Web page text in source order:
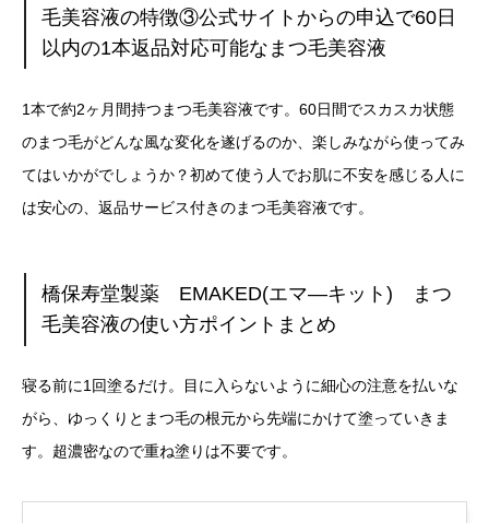
毛美容液の特徴③公式サイトからの申込で60日
以内の1本返品対応可能なまつ毛美容液
1本で約2ヶ月間持つまつ毛美容液です。60日間でスカスカ状態
のまつ毛がどんな風な変化を遂げるのか、楽しみながら使ってみ
てはいかがでしょうか？初めて使う人でお肌に不安を感じる人に
は安心の、返品サービス付きのまつ毛美容液です。
橋保寿堂製薬 EMAKED(エマ―キット) まつ
毛美容液の使い方ポイントまとめ
寝る前に1回塗るだけ。目に入らないように細心の注意を払いな
がら、ゆっくりとまつ毛の根元から先端にかけて塗っていきま
す。超濃密なので重ね塗りは不要です。